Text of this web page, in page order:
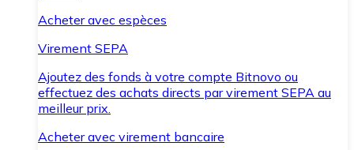
Acheter avec espèces
Virement SEPA
Ajoutez des fonds à votre compte Bitnovo ou
effectuez des achats directs par virement SEPA au
meilleur prix.
Acheter avec virement bancaire